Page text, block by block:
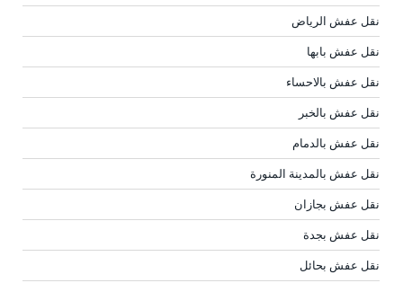
نقل عفش الرياض
نقل عفش بابها
نقل عفش بالاحساء
نقل عفش بالخبر
نقل عفش بالدمام
نقل عفش بالمدينة المنورة
نقل عفش بجازان
نقل عفش بجدة
نقل عفش بحائل